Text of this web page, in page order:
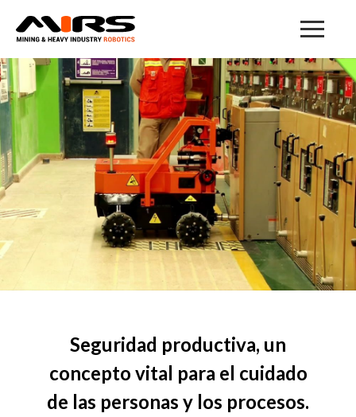
Seguridad productiva, un
concepto vital para el cuidado
de las personas y los procesos.